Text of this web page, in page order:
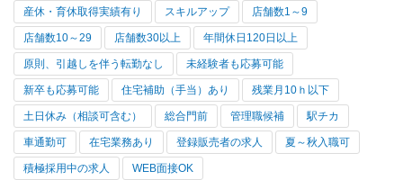
産休・育休取得実績有り スキルアップ 店舗数1～9
店舗数10～29 店舗数30以上 年間休日120日以上
原則、引越しを伴う転勤なし 未経験者も応募可能
新卒も応募可能 住宅補助（手当）あり 残業月10ｈ以下
土日休み（相談可含む） 総合門前 管理職候補 駅チカ
車通勤可 在宅業務あり 登録販売者の求人 夏～秋入職可
積極採用中の求人 WEB面接OK